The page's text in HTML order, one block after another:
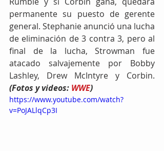
permanente su puesto de gerente
general. Stephanie anunció una lucha
de eliminación de 3 contra 3, pero al
final de la lucha, Strowman fue
atacado salvajemente por Bobby
(Fotos y videos: WWE)
https://www.youtube.com/watch?
v=PoJALlqCp3I